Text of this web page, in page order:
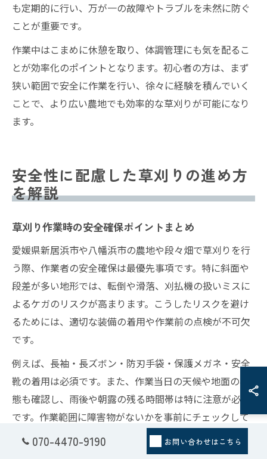
も定期的に行い、万が一の故障やトラブルを未然に防ぐ
ことが重要です。
作業中はこまめに休憩を取り、体調管理にも気を配るこ
とが効率化のポイントとなります。初心者の方は、まず
狭い範囲で安全に作業を行い、徐々に経験を積んでいく
ことで、より広い農地でも効率的な草刈りが可能になり
ます。
安全性に配慮した草刈りの進め方
を解説
草刈り作業時の安全確保ポイントまとめ
愛媛県新居浜市や八幡浜市の農地や段々畑で草刈りを行
う際、作業者の安全確保は最優先事項です。特に斜面や
段差が多い地形では、転倒や滑落、刈払機の扱いミスに
よるケガのリスクが高まります。こうしたリスクを避け
るためには、適切な装備の着用や作業前の点検が不可欠
です。
例えば、長袖・長ズボン・防刃手袋・保護メガネ・安全
靴の着用は必須です。また、作業当日の天候や地面の状
態も確認し、雨後や朝露の残る時間帯は特に注意が必要
です。作業範囲に障害物がないかを事前にチェックして
おくことで、予期せぬ事故を防ぐことができます。
070-4470-9190 お問い合わせはこちら